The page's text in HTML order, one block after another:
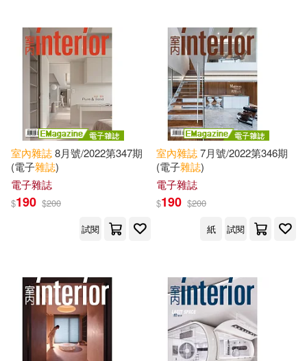
室內雜誌8月號/2022第347期
(電子雜誌)
電子雜誌
$190 $200
試閱
室內雜誌7月號/2022第346期
(電子雜誌)
電子雜誌
$190 $200
紙
試閱